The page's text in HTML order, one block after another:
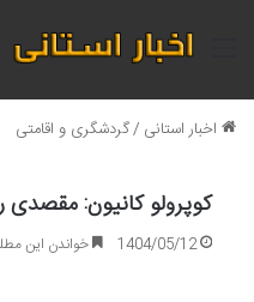
منو
اخبار استانی /گردشگری و اقامتی
کوپرولو کانیون: مقصدی
1404/05/12 خواندن این مطلب 16 دقیقه زمان